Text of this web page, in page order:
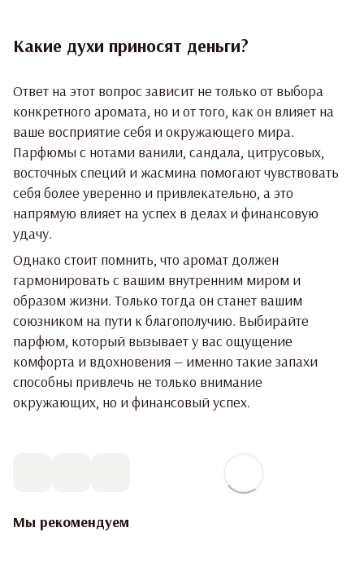
Какие духи приносят деньги?
Ответ на этот вопрос зависит не только от выбора
конкретного аромата, но и от того, как он влияет на
ваше восприятие себя и окружающего мира.
Парфюмы с нотами ванили, сандала, цитрусовых,
восточных специй и жасмина помогают чувствовать
себя более уверенно и привлекательно, а это
напрямую влияет на успех в делах и финансовую
удачу.
Однако стоит помнить, что аромат должен
гармонировать с вашим внутренним миром и
образом жизни. Только тогда он станет вашим
союзником на пути к благополучию. Выбирайте
парфюм, который вызывает у вас ощущение
комфорта и вдохновения — именно такие запахи
способны привлечь не только внимание
окружающих, но и финансовый успех.
Мы рекомендуем